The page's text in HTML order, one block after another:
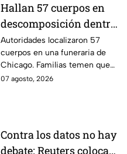
Hallan 57 cuerpos en
descomposición dentro
de funeraria; familias
temen que las cenizas
recibidas no sean de
sus seres queridos
Autoridades localizaron 57
cuerpos en una funeraria de
Chicago. Familias temen que
los restos de sus seres
07 agosto, 2026
Contra los datos no hay
debate: Reuters coloca a